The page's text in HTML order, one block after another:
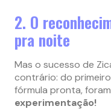
2. O
pra noite
Mas o sucesso de
contrário: do
fórmula pronta, foram
experimentação!